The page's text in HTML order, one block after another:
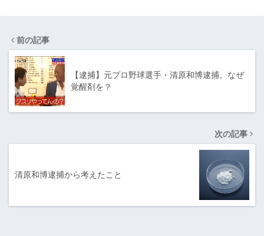
前の記事
【逮捕】元プロ野球選手・清原和博逮捕。なぜ
覚醒剤を？
次の記事
清原和博逮捕から考えたこと